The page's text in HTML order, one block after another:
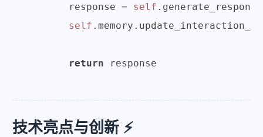
        response =
self
self
return
技术亮点与创新 ⚡